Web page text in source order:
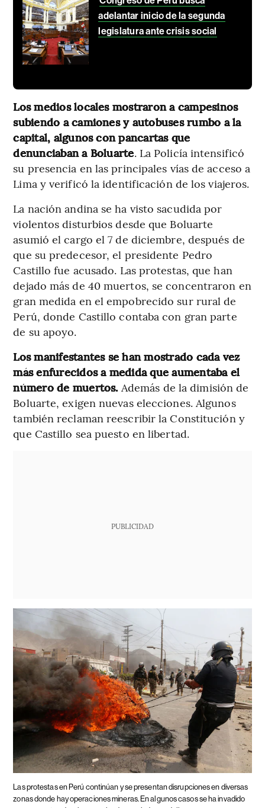
adelantar inicio de la segunda
legislatura ante crisis social
Los medios locales mostraron a campesinos
subiendo a camiones y autobuses rumbo a la
capital, algunos con pancartas que
denunciaban a Boluarte. La Policía intensificó
su presencia en las principales vías de acceso a
Lima y verificó la identificación de los viajeros.
La nación andina se ha visto sacudida por
violentos disturbios desde que Boluarte
asumió el cargo el 7 de diciembre, después de
que su predecesor, el presidente Pedro
Castillo fue acusado. Las protestas, que han
dejado más de 40 muertos, se concentraron en
gran medida en el empobrecido sur rural de
Perú, donde Castillo contaba con gran parte
de su apoyo.
Los manifestantes se han mostrado cada vez
más enfurecidos a medida que aumentaba el
número de muertos. Además de la dimisión de
Boluarte, exigen nuevas elecciones. Algunos
también reclaman reescribir la Constitución y
que Castillo sea puesto en libertad.
PUBLICIDAD
Las protestas en Perú continúan y se presentan disrupciones en diversas
zonas donde hay operaciones mineras. En algunos casos se ha invadido